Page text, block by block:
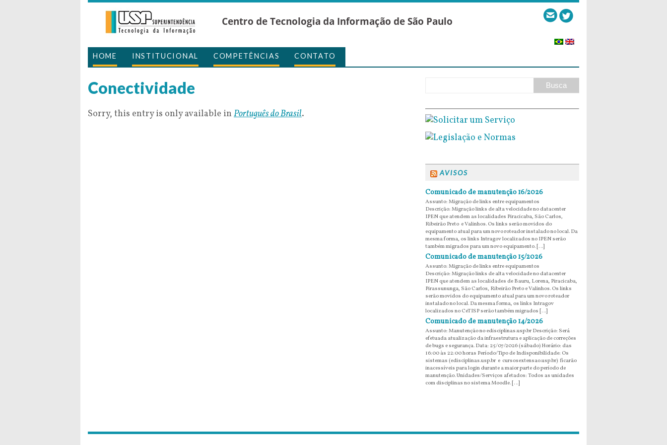
Centro de Tecnologia da Informação de São Paulo
HOME INSTITUCIONAL COMPETÊNCIAS CONTATO
Conectividade
Sorry, this entry is only available in Português do Brasil.
AVISOS
Comunicado de manutenção 16/2026
Assunto: Migração de links entre equipamentos
Descrição: Migração links de alta velocidade no datacenter
IPEN que atendem as localidades Piracicaba, São Carlos,
Ribeirão Preto e Valinhos. Os links serão movidos do
equipamento atual para um novo roteador instalado no local. Da
mesma forma, os links Intragov localizados no IPEN serão
também migrados para um novo equipamento. […]
Comunicado de manutenção 15/2026
Assunto: Migração de links entre equipamentos
Descrição: Migração links de alta velocidade no datacenter
IPEN que atendem as localidades de Bauru, Lorena, Piracicaba,
Pirassununga, São Carlos, Ribeirão Preto e Valinhos. Os links
serão movidos do equipamento atual para um novo roteador
instalado no local. Da mesma forma, os links Intragov
localizados no CeTISP serão também migrados […]
Comunicado de manutenção 14/2026
Assunto: Manutenção no edisciplinas.usp.br Descrição: Será
efetuada atualização da infraestrutura e aplicação de correções
de bugs e segurança. Data: 25/07/2026 (sábado) Horário: das
16:00 às 22:00 horas Período/Tipo de Indisponibilidade: Os
sistemas (edisciplinas.usp.br e cursosextensao.usp.br) ficarão
inacessíveis para login durante a maior parte do período de
manutenção. Unidades/Serviços afetados: Todos as unidades
com disciplinas no sistema Moodle. […]